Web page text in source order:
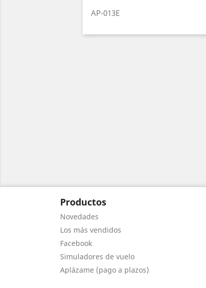
AP-013E
Productos
Novedades
Los más vendidos
Facebook
Simuladores de vuelo
Aplázame (pago a plazos)